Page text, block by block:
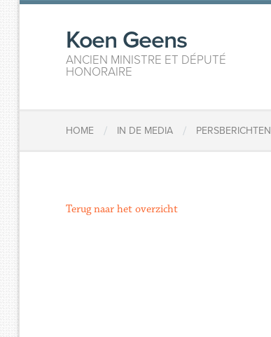
Koen Geens
ANCIEN MINISTRE ET DÉPUTÉ
HONORAIRE
HOME / IN DE MEDIA / PERSBERICHTEN
Terug naar het overzicht